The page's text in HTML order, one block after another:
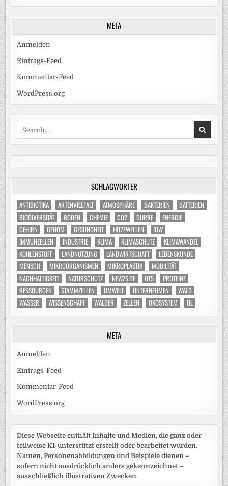
META
Anmelden
Eintrags-Feed
Kommentar-Feed
WordPress.org
SCHLAGWÖRTER
ANTIBIOTIKA ARTENVIELFALT ATMOSPHÄRE BAKTERIEN
BATTERIEN
BIODIVERSITÄT
BODEN CHEMIE CO2 DÜRRE
ENERGIE
GEHIRN
GENOM GESUNDHEIT HITZEWELLEN
IDW
IMMUNZELLEN
INDUSTRIE KLIMA KLIMASCHUTZ
KLIMAWANDEL
KOHLENSTOFF
LANDNUTZUNG LANDWIRTSCHAFT
LEBENSKUNDE
MENSCH
MIKROORGANISMEN MIKROPLASTIK
MOBILITÄT
NACHHALTIGKEIT
NATURSCHUTZ NEWZS.DE OTS
PROTEINE
RESSOURCEN
STAMMZELLEN UMWELT UNTERNEHMEN
WALD
WASSER
WISSENSCHAFT WÄLDER ZELLEN ÖKOSYSTEM ÖL
META
Anmelden
Eintrags-Feed
Kommentar-Feed
WordPress.org
Diese Webseite enthält Inhalte und Medien, die ganz oder
teilweise KI-unterstützt erstellt oder bearbeitet wurden.
Namen, Personenabbildungen und Beispiele dienen –
sofern nicht ausdrücklich anders gekennzeichnet –
ausschließlich illustrativen Zwecken.